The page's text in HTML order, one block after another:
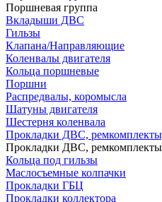
Поршневая группа
Вкладыши ДВС
Гильзы
Клапана/Направляющие
Коленвалы двигателя
Кольца поршневые
Поршни
Распредвалы, коромысла
Шатуны двигателя
Шестерня коленвала
Прокладки ДВС,
Прокладки ДВС,
Кольца под гильзы
Маслосъемные колпачки
Прокладки ГБЦ
Прокладки коллектора